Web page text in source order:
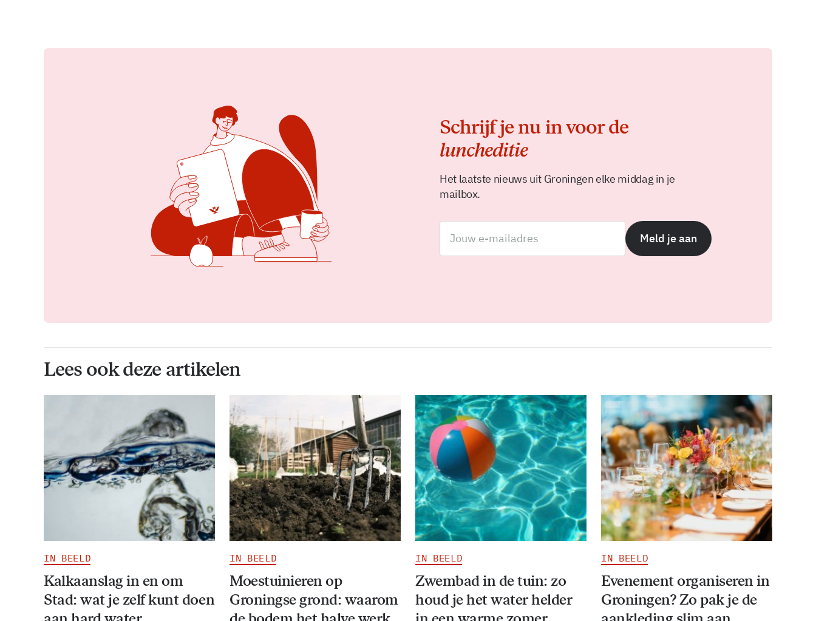
Schrijf je nu in voor de
luncheditie
Het laatste nieuws uit Groningen elke middag in je
mailbox.
Meld je aan
Lees ook deze artikelen
IN BEELD
Kalkaanslag in en om
Stad: wat je zelf kunt doen
IN BEELD
Moestuinieren op
Groningse grond: waarom
IN BEELD
Zwembad in de tuin: zo
houd je het water helder
IN BEELD
Evenement organiseren in
Groningen? Zo pak je de